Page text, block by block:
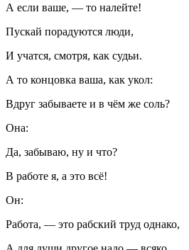
А если ваше, — то налейте!
Пускай порадуются люди,
И учатся, смотря, как судьи.
А то концовка ваша, как укол:
Вдруг забываете и в чём же соль?
Она:
Да, забываю, ну и что?
В работе я, а это всё!
Он:
Работа, — это рабский труд однако,